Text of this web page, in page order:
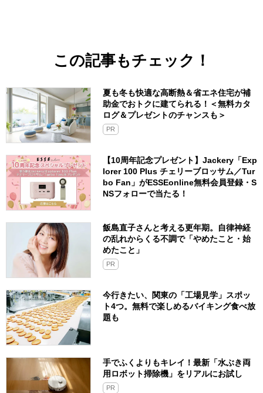
この記事もチェック！
夏も冬も快適な高断熱＆省エネ住宅が補
助金でおトクに建てられる！＜無料カタ
ログ＆プレゼントのチャンスも＞
PR
【10周年記念プレゼント】Jackery「Exp
lorer 100 Plus チェリーブロッサム／Tur
bo Fan」がESSEonline無料会員登録・S
NSフォローで当たる！
飯島直子さんと考える更年期。自律神経
の乱れからくる不調で「やめたこと・始
めたこと」
PR
今行きたい、関東の「工場見学」スポッ
ト4つ。無料で楽しめるバイキング食べ放
題も
手でふくよりもキレイ！最新「水ぶき両
用ロボット掃除機」をリアルにお試し
PR